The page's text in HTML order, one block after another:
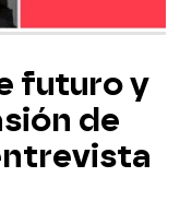
futuro y
de